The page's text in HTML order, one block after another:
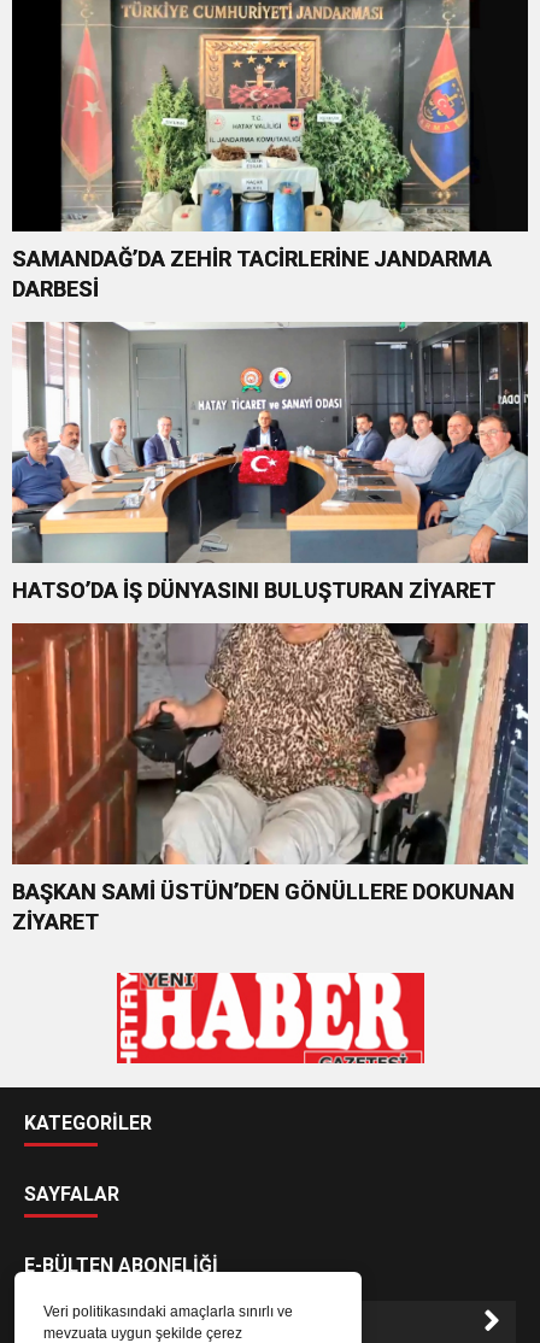
Veri politikasındaki amaçlarla sınırlı ve
mevzuata uygun şekilde çerez
SAMANDAĞ’DA ZEHİR TACİRLERİNE JANDARMA
DARBESİ
HATSO’DA İŞ DÜNYASINI BULUŞTURAN ZİYARET
BAŞKAN SAMİ ÜSTÜN’DEN GÖNÜLLERE DOKUNAN
ZİYARET
KATEGORİLER
SAYFALAR
E-BÜLTEN ABONELİĞİ